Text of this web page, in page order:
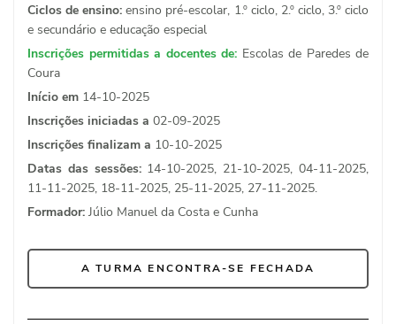
Ciclos de ensino: ensino pré-escolar, 1.º ciclo, 2.º ciclo, 3.º ciclo
e secundário e educação especial
Inscrições permitidas a docentes de: Escolas de Paredes de
Coura
Início em 14-10-2025
Inscrições iniciadas a 02-09-2025
Inscrições finalizam a 10-10-2025
Datas das sessões: 14-10-2025, 21-10-2025, 04-11-2025,
11-11-2025, 18-11-2025, 25-11-2025, 27-11-2025.
Formador: Júlio Manuel da Costa e Cunha
A TURMA ENCONTRA-SE FECHADA